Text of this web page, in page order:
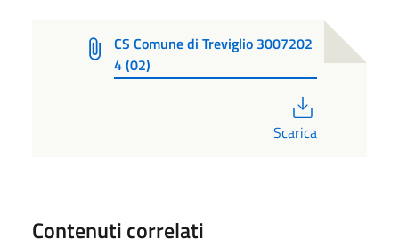
CS Comune di Treviglio 3007202
4 (02)
Scarica
Contenuti correlati